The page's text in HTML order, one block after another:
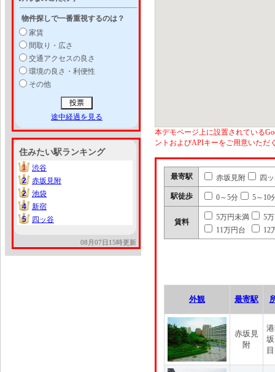
物件探しで一番重視するのは？
家賃
間取り・広さ
交通アクセスの良さ
環境の良さ・利便性
その他
途中経過を見る
住みたい駅ランキング
1
1
渋谷
2
2
赤坂見附
2
2
池袋
4
4
新宿
5
5 四ッ谷
08月07日15時更新
本デモページ上に設置されている
ントおよびAPIキーをご用意いただ
最寄駅 赤坂見附 四
駅徒歩 0～5分 5～10
賃料
5万円未満
5
11万円台
12
外観 最寄駅
赤坂見
附
目